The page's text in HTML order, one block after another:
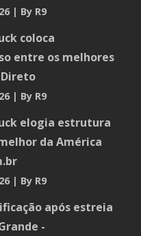
By R9
coloca
entre os melhores
Direto
By R9
elogia estrutura
da América
By R9
após estreia
-